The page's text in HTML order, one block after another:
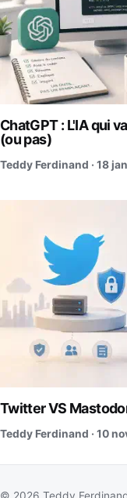
ChatGPT : L'IA qui
(ou pas)
Teddy Ferdinand · 18
Twitter VS
Teddy Ferdinand · 10